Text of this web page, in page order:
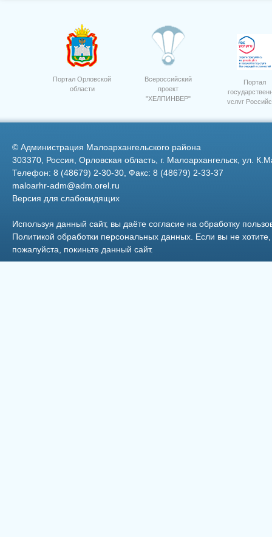
Портал Орловской
области
Всероссийский
проект
"ХЕЛПИНВЕР"
Портал
услуг
© Администрация Малоархангельского района
303370, Россия, Орловская область, г. Малоархангельск, ул.
Телефон: 8 (48679) 2-30-30, Факс: 8 (48679) 2-33-37
maloarhr-adm@adm.orel.ru
Версия для слабовидящих
Используя данный сайт, вы даёте согласие на обработку
Политикой обработки персональных данных . Если вы не
пожалуйста, покиньте данный сайт.